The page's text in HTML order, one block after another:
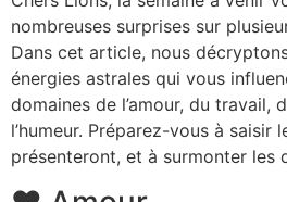
nombreuses surprises sur
Dans cet article, nous
énergies astrales qui vous
domaines de l’amour, du travail,
l’humeur. Préparez-vous à
présenteront, et à surmonter les